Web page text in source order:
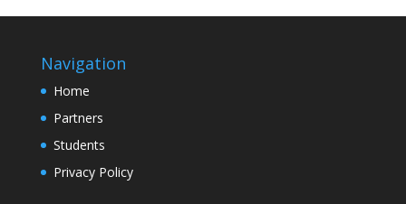
Navigation
Home
Partners
Students
Privacy Policy